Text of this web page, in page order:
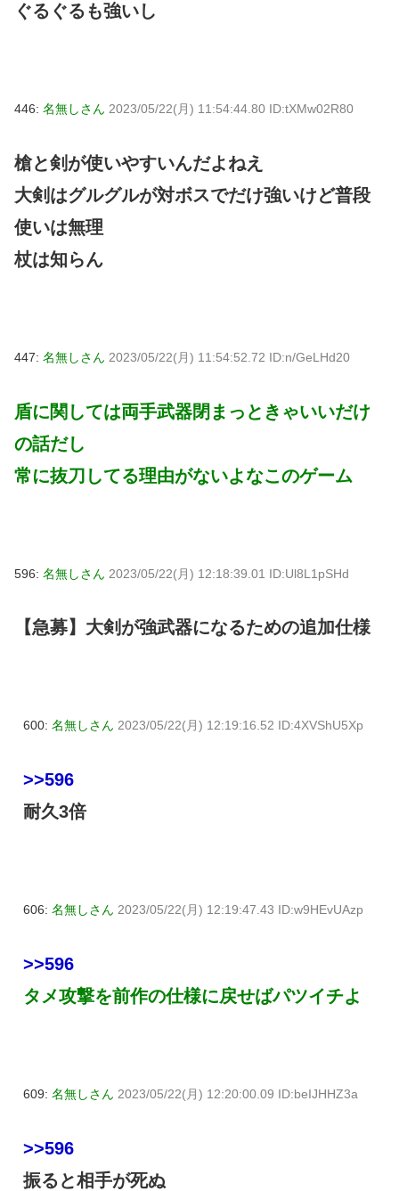
ぐるぐるも強いし
446: 名無しさん 2023/05/22(月) 11:54:44.80 ID:tXMw02R80
槍と剣が使いやすいんだよねえ
大剣はグルグルが対ボスでだけ強いけど普段
使いは無理
杖は知らん
447: 名無しさん 2023/05/22(月) 11:54:52.72 ID:n/GeLHd20
盾に関しては両手武器閉まっときゃいいだけ
の話だし
常に抜刀してる理由がないよなこのゲーム
596: 名無しさん 2023/05/22(月) 12:18:39.01 ID:Ul8L1pSHd
【急募】大剣が強武器になるための追加仕様
600: 名無しさん 2023/05/22(月) 12:19:16.52 ID:4XVShU5Xp
>>596
耐久3倍
606: 名無しさん 2023/05/22(月) 12:19:47.43 ID:w9HEvUAzp
>>596
タメ攻撃を前作の仕様に戻せばパツイチよ
609: 名無しさん 2023/05/22(月) 12:20:00.09 ID:beIJHHZ3a
>>596
振ると相手が死ぬ